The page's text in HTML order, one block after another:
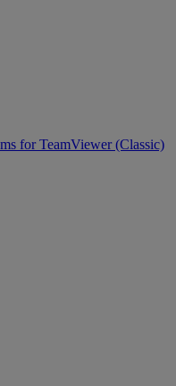
for TeamViewer (Classic)